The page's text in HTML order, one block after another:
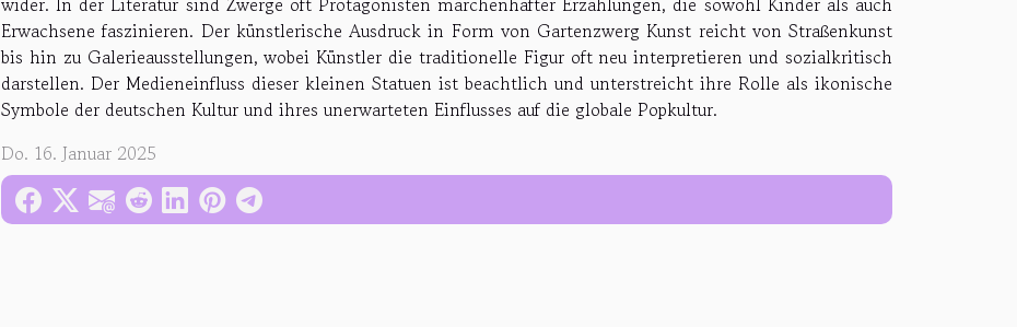
Erwachsene faszinieren. Der künstlerische Ausdruck in Form von Gartenzwerg Kunst reicht von Straßenkunst
bis hin zu Galerieausstellungen, wobei Künstler die traditionelle Figur oft neu interpretieren und sozialkritisch
darstellen. Der Medieneinfluss dieser kleinen Statuen ist beachtlich und unterstreicht ihre Rolle als ikonische
Symbole der deutschen Kultur und ihres unerwarteten Einflusses auf die globale Popkultur.
Do. 16. Januar 2025